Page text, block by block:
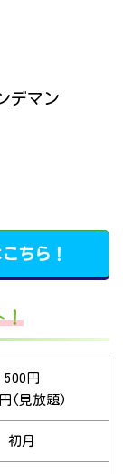
デマン
ちら！
！
500円
(見放題)
初月